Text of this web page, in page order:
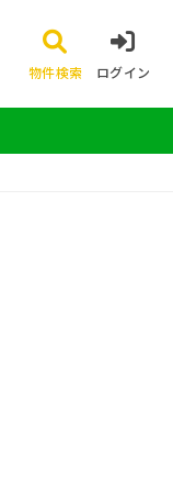
物件検索 ログイン